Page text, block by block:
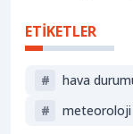
ETİKETLER
# hava
#
meteoroloji